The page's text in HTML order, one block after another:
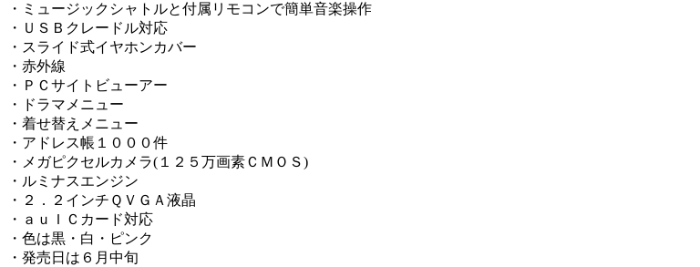
・ミュージックシャトルと付属リモコンで簡単音楽操作
・ＵＳＢクレードル対応
・スライド式イヤホンカバー
・赤外線
・ＰＣサイトビューアー
・ドラマメニュー
・着せ替えメニュー
・アドレス帳１０００件
・メガピクセルカメラ(１２５万画素ＣＭＯＳ)
・ルミナスエンジン
・２．２インチＱＶＧＡ液晶
・ａｕＩＣカード対応
・色は黒・白・ピンク
・発売日は６月中旬